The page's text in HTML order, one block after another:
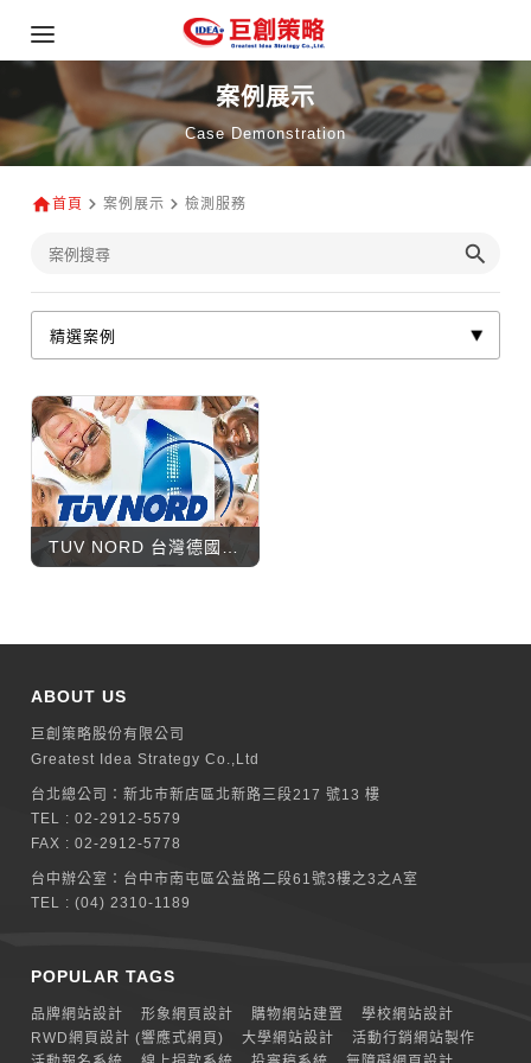
案例展示
Case Demonstration
首頁 案例展示 檢測服務
TUV NORD 台灣德國北德技術監護顧問股份有限公司
ABOUT US
巨創策略股份有限公司
Greatest Idea Strategy Co.,Ltd
台北總公司：新北巿新店區北新路三段217 號13 樓
TEL :02-2912-5579
FAX : 02-2912-5778
台中辦公室： 台中市南屯區公益路二段61號3樓之3之A室
TEL :(04) 2310-1189
POPULAR TAGS
品牌網站設計 形象網頁設計 購物網站建置
學校網站設計
RWD網頁設計 (響應式網頁)
大學網站設計
活動行銷網站製作